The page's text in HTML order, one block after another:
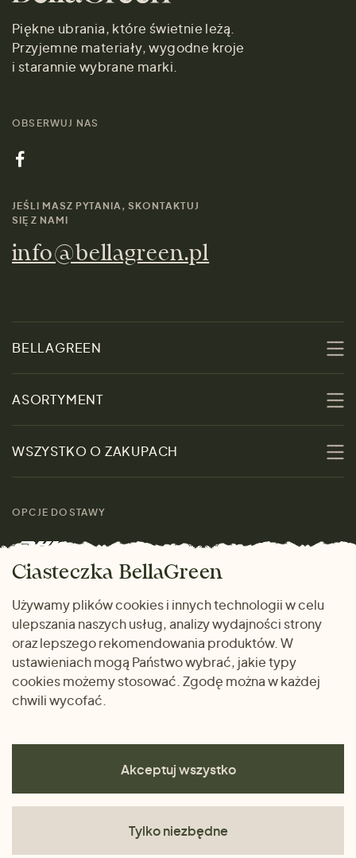
Piękne ubrania, które świetnie leżą.
Przyjemne materiały, wygodne kroje
i starannie wybrane marki.
OBSERWUJ NAS
JEŚLI MASZ PYTANIA, SKONTAKTUJ
SIĘ Z NAMI
info@bellagreen.pl
BELLAGREEN
Zrównoważoność
Skontaktuj się z nami
Marki
ASORTYMENT
Kobiety
Mężczyźni
Prezenty
WSZYSTKO O ZAKUPACH
rozmiarach
Zwrot towaru
Dlaczego warto kupować
u nas
OPCJE DOSTAWY
METODY PŁATNOŚCI
Ciasteczka BellaGreen
Używamy plików cookies i innych technologii w celu
ulepszania naszych usług, analizy wydajności strony
oraz lepszego rekomendowania produktów. W
ustawieniach mogą Państwo wybrać, jakie typy
cookies możemy stosować. Zgodę można w każdej
chwili wycofać.
Akceptuj wszystko
Tylko niezbędne